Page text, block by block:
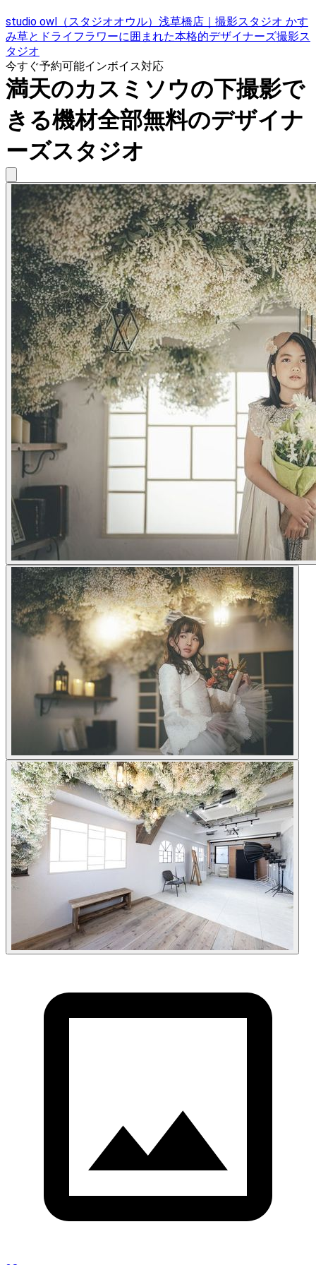
studio owl（スタジオオウル）浅草橋店｜撮影スタジオ かす
み草とドライフラワーに囲まれた本格的デザイナーズ撮影ス
タジオ
今すぐ予約可能インボイス対応
満天のカスミソウの下撮影で
きる機材全部無料のデザイナ
ーズスタジオ